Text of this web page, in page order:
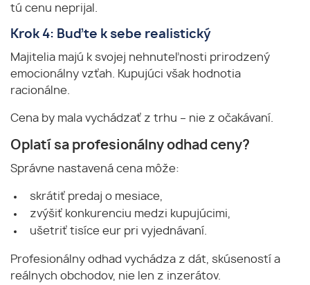
tú cenu neprijal.
Krok 4: Buďte k sebe realistický
Majitelia majú k svojej nehnuteľnosti prirodzený
emocionálny vzťah. Kupujúci však hodnotia
racionálne.
Cena by mala vychádzať z trhu – nie z očakávaní.
Oplatí sa profesionálny odhad ceny?
Správne nastavená cena môže:
skrátiť predaj o mesiace,
zvýšiť konkurenciu medzi kupujúcimi,
ušetriť tisíce eur pri vyjednávaní.
Profesionálny odhad vychádza z dát, skúseností a
reálnych obchodov, nie len z inzerátov.